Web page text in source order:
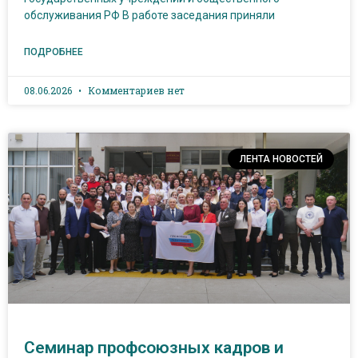
обслуживания РФ В работе заседания приняли
ПОДРОБНЕЕ
08.06.2026 Комментариев нет
ЛЕНТА НОВОСТЕЙ
Семинар профсоюзных кадров и